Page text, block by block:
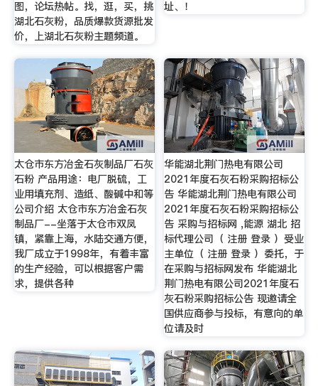
图，论坛热帖。找，逛，买，挑
湖北石灰粉，品质爆款货源批发
价，上湖北石灰粉主题频道。
址、！
太仓市东方冶金石灰制品厂石灰
石粉 产品用途：电厂脱硫，工
业用填充剂、造纸、酸碱中和等
公司介绍 太仓市东方冶金石灰
制品厂--坐落于太仓市双凤
镇，紧靠上海，水陆交通方便，
我厂成立于1998年，有着丰富
的生产经验，可以根据客户需
求，提供各种
华能湖北荆门热电有限公司
2021年度石灰石粉采购招标公
告 华能湖北荆门热电有限公司
2021年度石灰石粉采购招标公
告 采购与招标网 ,能源 湖北 招
标代理公司（ 注册 登录 ）受业
主单位（ 注册 登录 ）委托，于
在采购与招标网发布 华能湖北
荆门热电有限公司2021年度石
灰石粉采购招标公告 现邀请全
国供应商参与投标，有意向的单
位请及时